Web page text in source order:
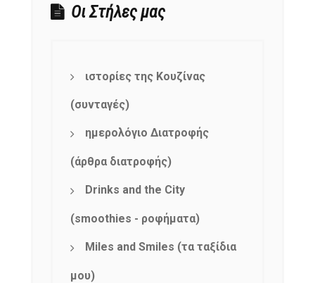
Οι Στήλες μας
ιστορίες της Κουζίνας
(συνταγές)
ημερολόγιο Διατροφής
(άρθρα διατροφής)
Drinks and the City
(smoothies - ροφήματα)
Miles and Smiles (τα ταξίδια
μου)